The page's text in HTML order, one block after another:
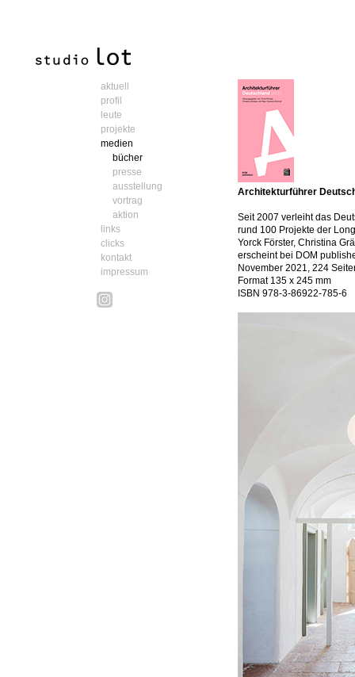
aktuell
profil
leute
projekte
medien
bücher
presse
ausstellung
vortrag
aktion
links
clicks
kontakt
impressum
Architekturführer
Seit 2007 verleiht das
rund 100 Projekte der
Yorck Förster, Christina
erscheint bei DOM
November 2021, 224
Format 135 x 245 mm
ISBN 978-3-86922-785-6